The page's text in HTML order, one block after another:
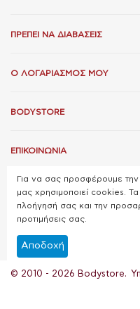
ΠΡΈΠΕΙ ΝΑ ΔΙΑΒΆΣΕΙΣ
Ο ΛΟΓΑΡΙΑΣΜΌΣ ΜΟΥ
BODYSTORE
ΕΠΙΚΟΙΝΩΝΊΑ
© 2010 - 2026 Bodystore.
Για να σας προσφέρουμε την
μας χρησιμοποιεί cookies.
πλοήγησή σας και την
προτιμήσεις σας.
Αποδοχή